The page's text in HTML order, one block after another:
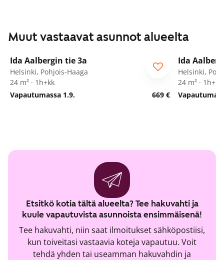
Muut vastaavat asunnot alueelta
Ida Aalbergin tie 3a
Helsinki, Pohjois-Haaga
24 m² · 1h+kk
Vapautumassa 1.9.
669 €
Ida
Helsinki,
24 m² · 1h+kk
Etsitkö kotia tältä alueelta? Tee hakuvahti ja
kuule vapautuvista asunnoista ensimmäisenä!
Tee hakuvahti, niin saat ilmoitukset sähköpostiisi,
kun toiveitasi vastaavia koteja vapautuu. Voit
tehdä yhden tai useamman hakuvahdin ja